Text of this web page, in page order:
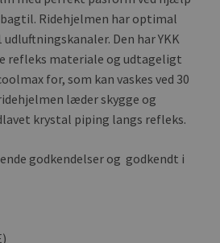
Ridehjelmen har optimal
Den har YKK
refleks materiale og udtageligt
for, som kan vaskes ved 30
læder skygge og
krystal piping langs refleks.
godkendelser og godkendt i